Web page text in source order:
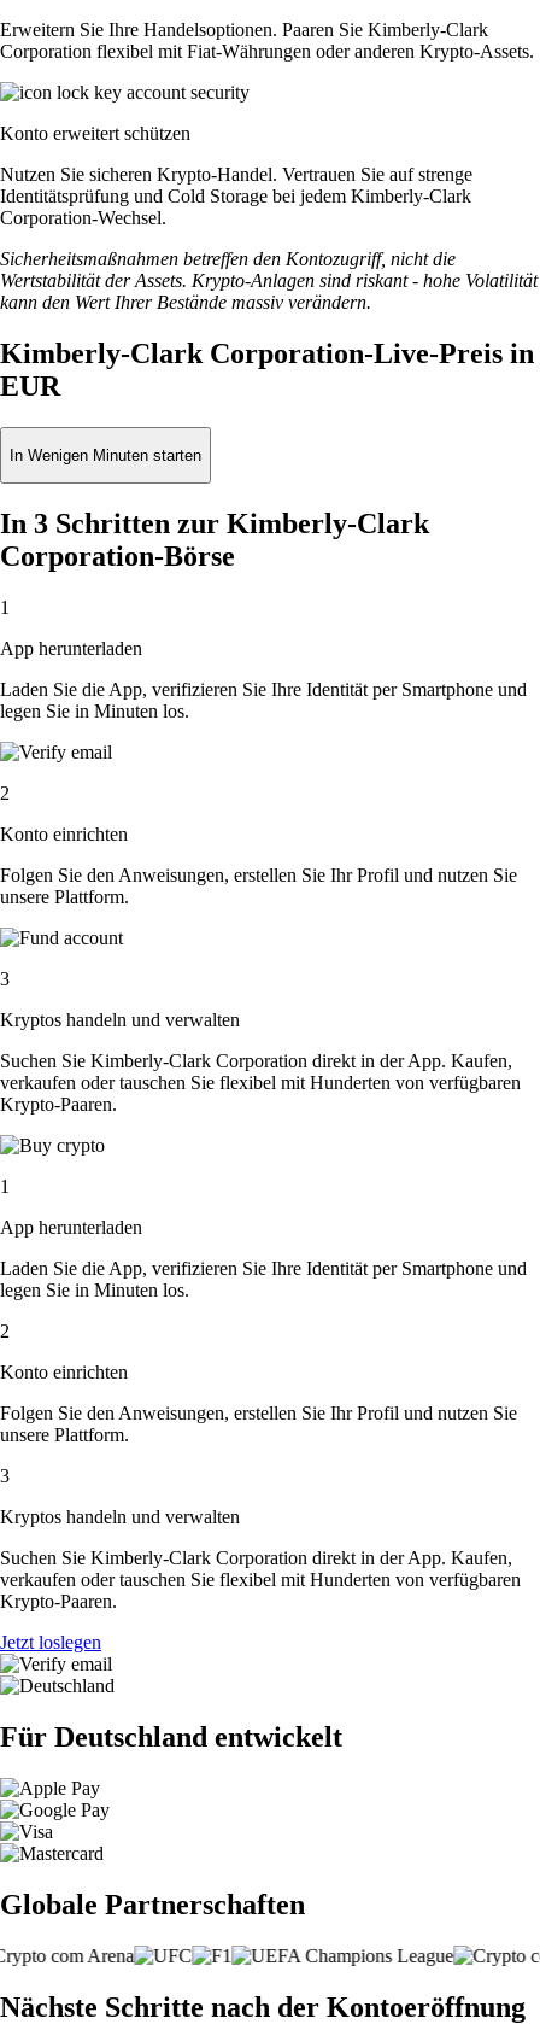
Erweitern Sie Ihre Handelsoptionen. Paaren Sie Kimberly-Clark
Corporation flexibel mit Fiat-Währungen oder anderen Krypto-Assets.
Konto erweitert schützen
Nutzen Sie sicheren Krypto-Handel. Vertrauen Sie auf strenge
Identitätsprüfung und Cold Storage bei jedem Kimberly-Clark
Corporation-Wechsel.
Sicherheitsmaßnahmen betreffen den Kontozugriff, nicht die
Wertstabilität der Assets. Krypto-Anlagen sind riskant - hohe Volatilität
kann den Wert Ihrer Bestände massiv verändern.
Kimberly-Clark Corporation-Live-Preis in
EUR
In Wenigen Minuten starten
In 3 Schritten zur Kimberly-Clark
Corporation-Börse
1
App herunterladen
Laden Sie die App, verifizieren Sie Ihre Identität per Smartphone und
legen Sie in Minuten los.
2
Konto einrichten
Folgen Sie den Anweisungen, erstellen Sie Ihr Profil und nutzen Sie
unsere Plattform.
3
Kryptos handeln und verwalten
Suchen Sie Kimberly-Clark Corporation direkt in der App. Kaufen,
verkaufen oder tauschen Sie flexibel mit Hunderten von verfügbaren
Krypto-Paaren.
1
App herunterladen
Laden Sie die App, verifizieren Sie Ihre Identität per Smartphone und
legen Sie in Minuten los.
2
Konto einrichten
Folgen Sie den Anweisungen, erstellen Sie Ihr Profil und nutzen Sie
unsere Plattform.
3
Kryptos handeln und verwalten
Suchen Sie Kimberly-Clark Corporation direkt in der App. Kaufen,
verkaufen oder tauschen Sie flexibel mit Hunderten von verfügbaren
Krypto-Paaren.
Jetzt loslegen
Für Deutschland entwickelt
Globale Partnerschaften
Nächste Schritte nach der Kontoeröffnung